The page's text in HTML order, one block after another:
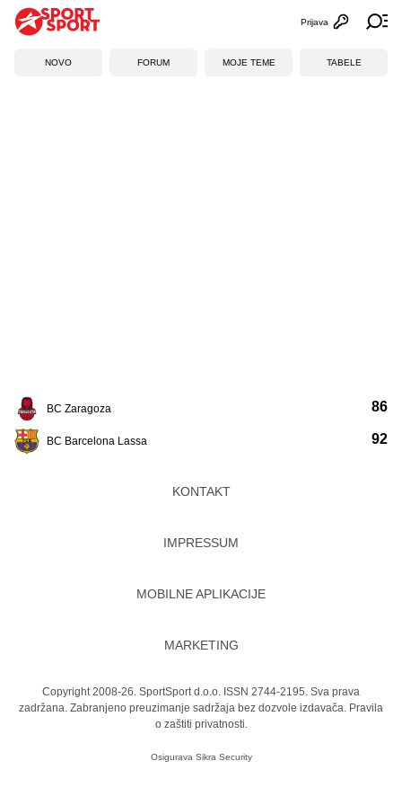
Otvori
Prijava
NOVO FORUM MOJE TEME TABELE
BC Zaragoza
BC Barcelona Lassa
86
92
KONTAKT
IMPRESSUM
MOBILNE APLIKACIJE
MARKETING
Copyright 2008-26. SportSport d.o.o. ISSN 2744-2195. Sva prava
zadržana. Zabranjeno preuzimanje sadržaja bez dozvole izdavača. Pravila
o zaštiti privatnosti.
Osigurava Sikra Security